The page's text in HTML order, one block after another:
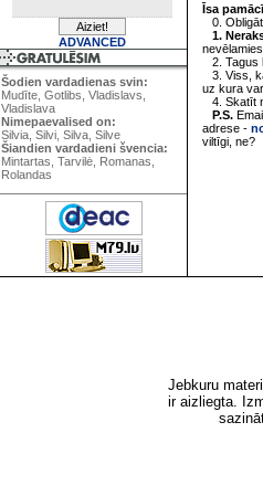
ADVANCED
Šodien vardadienas svin:
Mudīte, Gotlibs, Vladislavs,
Vladislava
Nimepaevalised on:
Silvia, Silvi, Silva, Silve
Šiandien vardadieni švencia:
Mintartas, Tarvilė, Romanas,
Rolandas
Īsa
0.
1.
2. Tagus
3. Viss,
uz kura
4. Skatīt
P.S.
adrese -
viltīgi, ne?
Jebkuru
ir aizliegta.